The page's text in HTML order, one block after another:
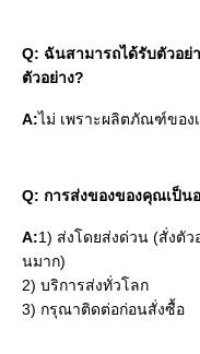
Q: ฉันสามารถได้รับตัวอย่
ตัวอย่าง?
A:ไม่ เพราะผลิตภัณฑ์ของ
Q: การส่งของของคุณเป็น
A:1) ส่งโดยส่งด่วน (สั่งตัว
นมาก)
2) บริการส่งทั่วโลก
3) กรุณาติดต่อก่อนสั่งซื้อ